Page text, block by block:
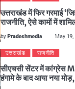
उत्तराखंड में फिर गरमाई
राजनीति, ऐसे कामों में
by Pradeshmedia May 19,
उत्तराखंड राजनीति
सीएचसी सेंटर में कांग्रेस
हंगामे के बाद आया नया